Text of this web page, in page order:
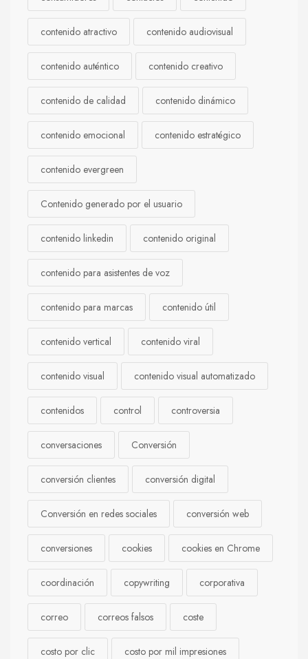
contenido atractivo contenido audiovisual
contenido auténtico contenido creativo
contenido de calidad contenido dinámico
contenido emocional contenido estratégico
contenido evergreen
Contenido generado por el usuario
contenido linkedin contenido original
contenido para asistentes de voz
contenido para marcas contenido útil
contenido vertical contenido viral
contenido visual contenido visual automatizado
contenidos control controversia
conversaciones Conversión
conversión clientes conversión digital
Conversión en redes sociales conversión web
conversiones cookies cookies en Chrome
coordinación copywriting corporativa
correo correos falsos coste
costo por clic costo por mil impresiones